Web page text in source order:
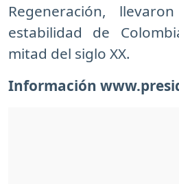
Regeneración,
estabilidad de
mitad del siglo XX.
Información